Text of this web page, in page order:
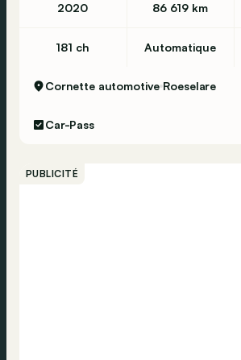
2020 86 619 km
181 ch Automatique
Cornette automotive Roeselare
Car-Pass
PUBLICITÉ